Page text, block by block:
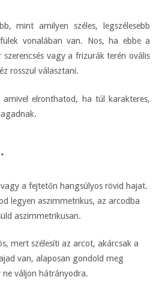
mint amilyen széles, legszélesebb
vonalában van. Nos, ha ebbe a
vagy a frizurák terén ovális
rosszul választani.
elronthatod, ha túl karakteres,
a fejtetőn hangsúlyos rövid hajat.
legyen aszimmetrikus, az arcodba
aszimmetrikusan.
mert szélesíti az arcot, akárcsak a
van, alaposan gondold meg
váljon hátrányodra.